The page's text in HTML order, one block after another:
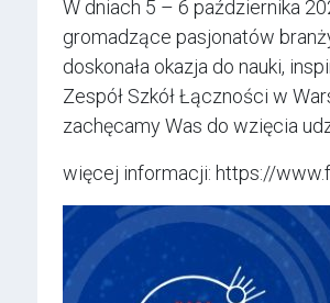
W dniach 5 – 6 października
gromadzące pasjonatów
doskonała okazja do nauki,
Zespół Szkół Łączności w
zachęcamy Was do wzięcia
więcej informacji: https://